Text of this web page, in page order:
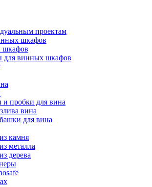
проектам
шкафов
шкафов
для винных шкафов
пробки для вина
вина
для вина
камня
металла
дерева